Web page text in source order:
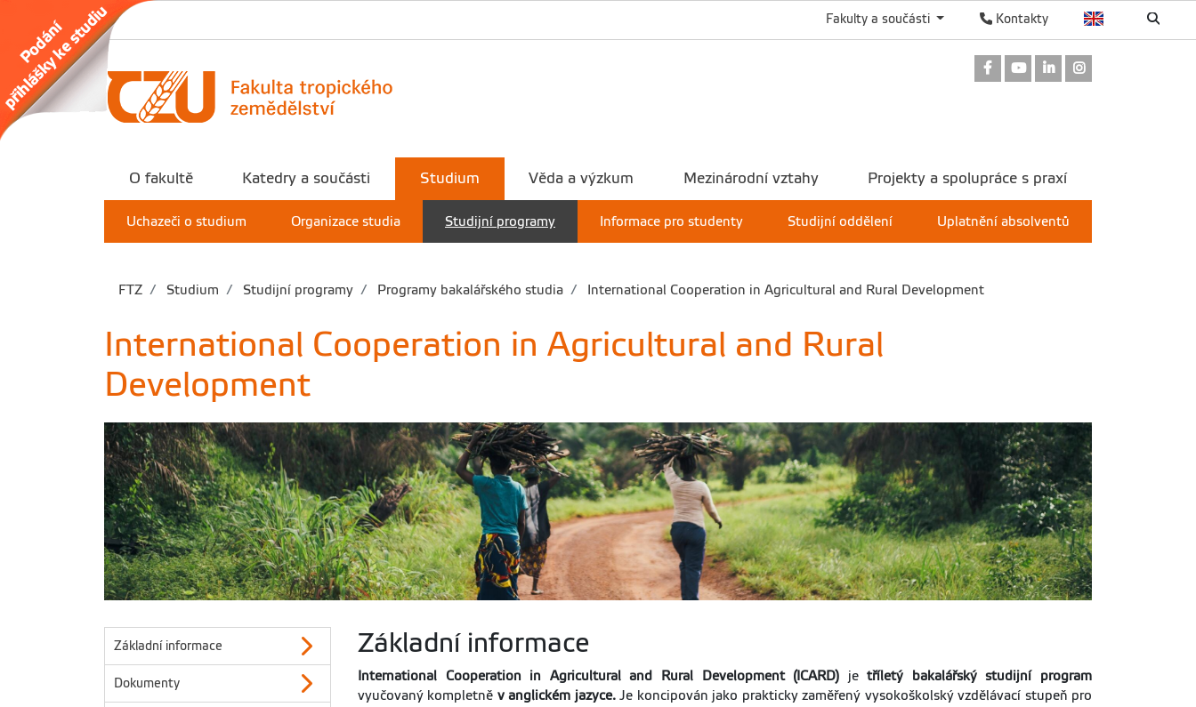
Kontakty
Fakulty a součásti
Odkaz na Facebook
Odkaz na Youtube
Odkaz na LinkedIn
O fakultě Katedry a součásti Studium
Uchazeči o studium Organizace studia Studijní programy Informace pro studenty Studijní oddělení Uplatnění absolventů
Věda a výzkum Mezinárodní vztahy Projekty a spolupráce s praxí
FTZ Studium Studijní programy Programy bakalářského studia International Cooperation in Agricultural and Rural Development
International Cooperation in Agricultural and Rural
Development
Základní informace
Dokumenty
Základní informace
International Cooperation in Agricultural and Rural Development (ICARD) jetříletý bakalářský studijní program
vyučovaný kompletně v anglickém jazyce.Je koncipován jako prakticky zaměřený vysokoškolský vzdělávací stupeň pro